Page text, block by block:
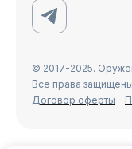
© 2017-2025.
Все права
Договор оферты